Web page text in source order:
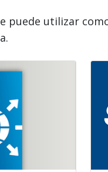
puede utilizar